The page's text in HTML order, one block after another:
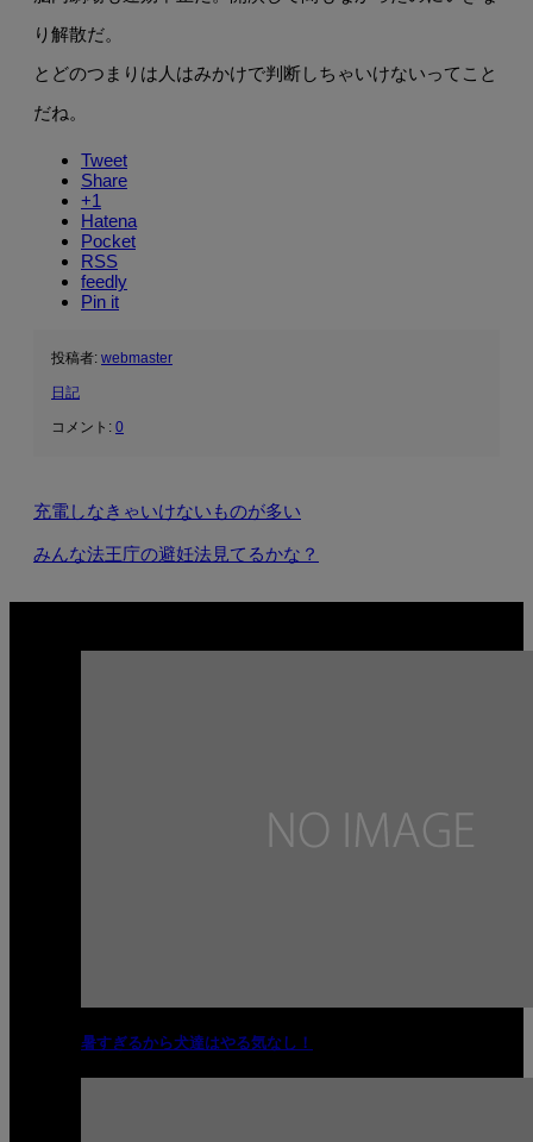
り解散だ。
とどのつまりは人はみかけで判断しちゃいけないってこと
だね。
Tweet
Share
+1
Hatena
Pocket
RSS
feedly
Pin it
投稿者: webmaster
日記
コメント: 0
充電しなきゃいけないものが多い
みんな法王庁の避妊法見てるかな？
暑すぎるから犬達はやる気なし！